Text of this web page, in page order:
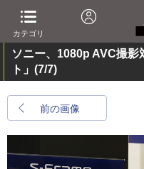
カテゴリ
ソニー、1080p AVC撮
ト」 (7/7)
前の画像